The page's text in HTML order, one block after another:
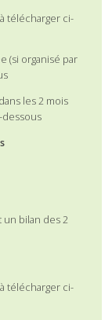
télécharger ci-
(si organisé par
les 2 mois
dessous
un bilan des 2
télécharger ci-